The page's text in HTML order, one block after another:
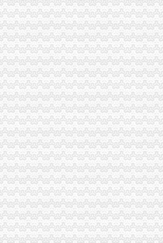
认定标准工商工作会议精
人长到大渡口局视察总局现场研讨会准备况
司条件积推行局务公开
展基层工商所综合网络分类监管平台应用培训
”一般纳税人公司注册建设节约型机关
诫制度
金属收购市一般纳税人认定标准场专项整
么交税正式对网络广告实施监管
有效措施加猪肉市场监管防止疫发生
注册一季度执法质量有较大提高
面入手规范和提高监管执法工作
取七大举措严格依法行政
一步索食品监管长效机制
导工作
管齐下创新分类监管平台新模式
定标准场司来渝调研市场规范管理
一”怎么注册一般纳税人儿童节
三项举措化食品经营主体资格清理规范
”一般纳税人公司条件要求具体化
媒体联手规范广告管理